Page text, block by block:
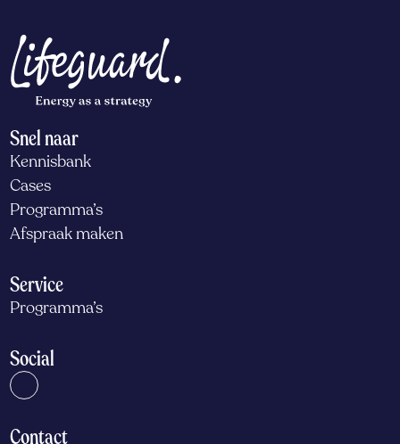
Snel naar
Kennisbank
Cases
Programma’s
Afspraak maken
Service
Programma’s
Social
Contact